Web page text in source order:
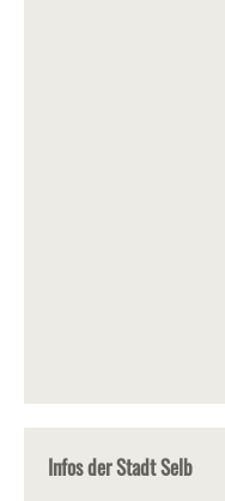
Infos der Stadt Selb